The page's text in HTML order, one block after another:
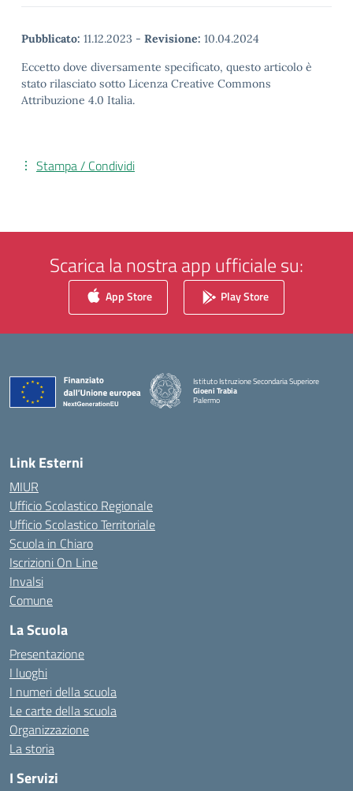
Pubblicato: 11.12.2023 - Revisione: 10.04.2024
Eccetto dove diversamente specificato, questo articolo è
stato rilasciato sotto Licenza Creative Commons
Attribuzione 4.0 Italia.
Stampa / Condividi
Scarica la nostra app ufficiale su:
App Store Play Store
Istituto Istruzione Secondaria Superiore
Gioeni Trabia
Palermo
Link Esterni
MIUR
Ufficio Scolastico Regionale
Ufficio Scolastico Territoriale
Scuola in Chiaro
Iscrizioni On Line
Invalsi
Comune
La Scuola
Presentazione
I luoghi
I numeri della scuola
Le carte della scuola
Organizzazione
La storia
I Servizi